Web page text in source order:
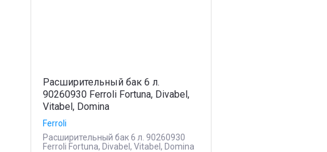
Расширительный бак 6 л.
90260930 Ferroli Fortuna, Divabel,
Vitabel, Domina
Ferroli
Расширительный бак 6 л. 90260930
Ferroli Fortuna, Divabel, Vitabel, Domina